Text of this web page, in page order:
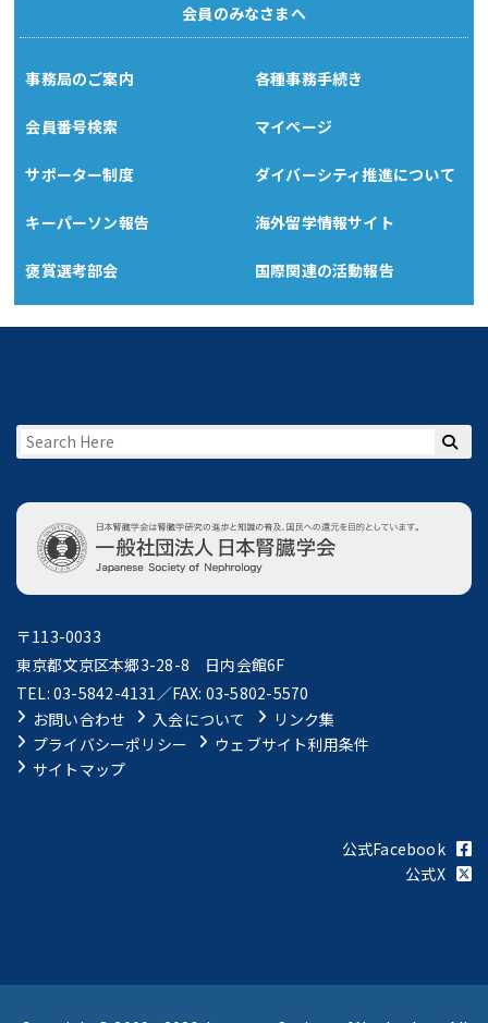
会員のみなさまへ
事務局のご案内 各種事務手続き
会員番号検索 マイページ
サポーター制度 ダイバーシティ推進について
キーパーソン報告 海外留学情報サイト
褒賞選考部会 国際関連の活動報告
〒113-0033
東京都文京区本郷3-28-8 日内会館6F
TEL: 03-5842-4131／FAX: 03-5802-5570
お問い合わせ
入会について
リンク集
プライバシーポリシー
ウェブサイト利用条件
サイトマップ
公式Facebook
公式X